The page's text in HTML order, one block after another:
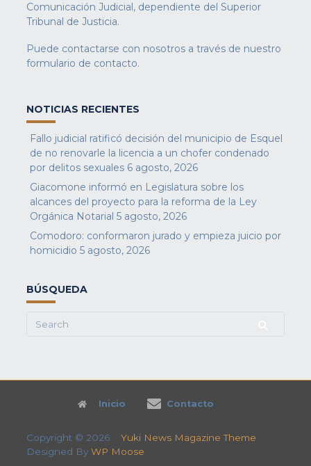
Comunicación Judicial, dependiente del Superior
Tribunal de Justicia.
Puede contactarse con nosotros a través de nuestro
formulario de contacto.
NOTICIAS RECIENTES
Fallo judicial ratificó decisión del municipio de Esquel
de no renovarle la licencia a un chofer condenado
por delitos sexuales 6 agosto, 2026
Giacomone informó en Legislatura sobre los
alcances del proyecto para la reforma de la Ley
Orgánica Notarial 5 agosto, 2026
Comodoro: conformaron jurado y empieza juicio por
homicidio 5 agosto, 2026
BÚSQUEDA
Search
Inicio Contacto
Copyright © 2026 Yuki News Magazine Theme
Designed By WP Moose